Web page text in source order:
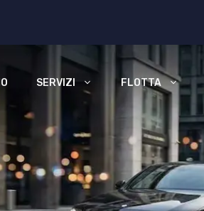
SERVIZI FLOTTA